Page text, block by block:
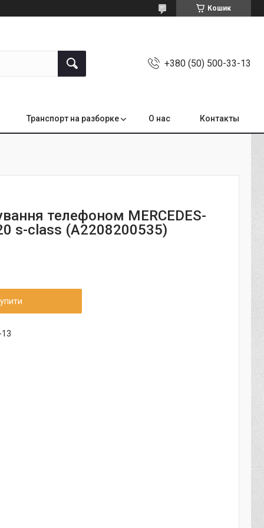
Кошик
+380 (50) 500-33-13
Транспорт на разборке О нас Контакты
телефоном MERCEDES-
s-class (A2208200535)